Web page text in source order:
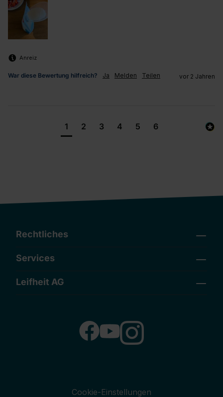
Anreiz
War diese Bewertung hilfreich? Ja Melden Teilen vor 2 Jahren
1 2 3 4 5 6
Rechtliches
Services
Leifheit AG
Cookie-Einstellungen